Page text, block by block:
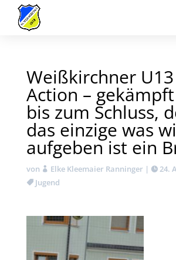
Weißkirchner
Action –
bis zum Schluss,
das einzige was
aufgeben ist ein
von Elke Kleemaier Ranninger | 24.
Jugend